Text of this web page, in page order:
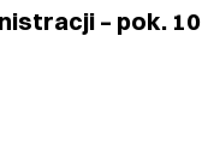
– pok. 10